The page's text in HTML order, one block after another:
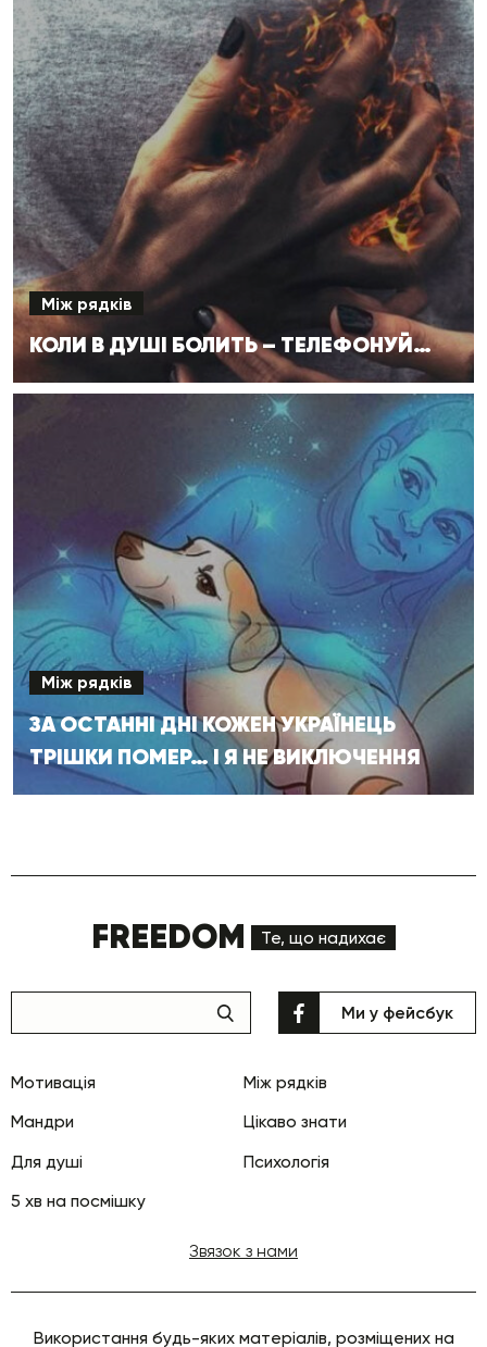
Між рядків
КОЛИ В ДУШІ БОЛИТЬ – ТЕЛЕФОНУЙ…
Між рядків
ЗА ОСТАННІ ДНІ КОЖЕН УКРАЇНЕЦЬ
ТРІШКИ ПОМЕР… І Я НЕ ВИКЛЮЧЕННЯ
FREEDOM Те, що надихає
Мотивація
Між рядків
Мандри
Цікаво знати
Для душі
Психологія
5 хв на посмішку
Ми у фейсбук
Звязок з нами
Використання будь-яких матеріалів, розміщених на